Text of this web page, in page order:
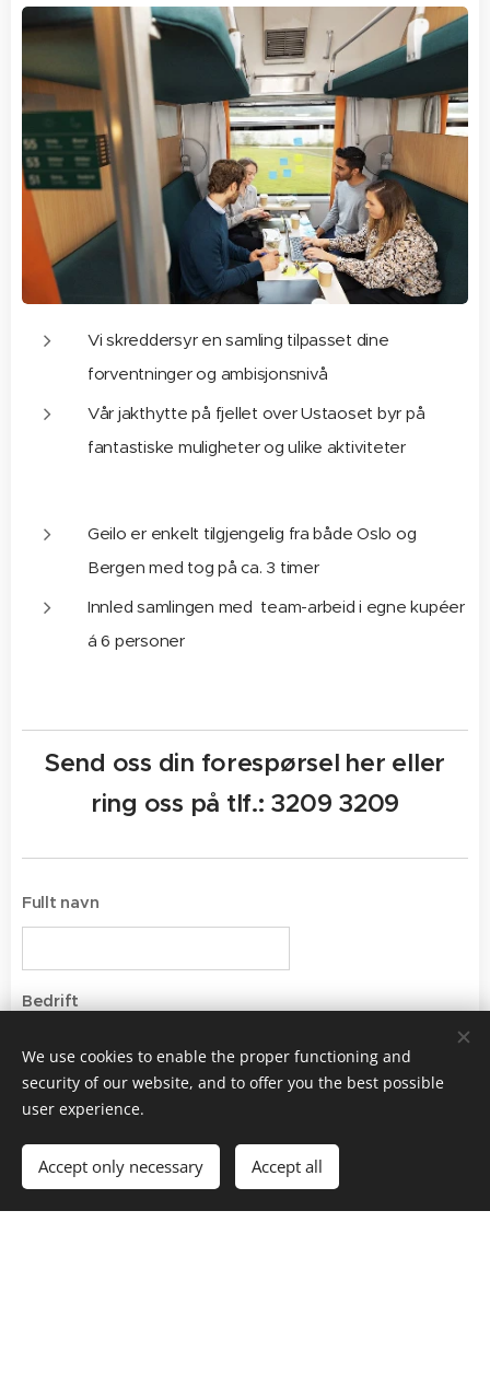
Vi skreddersyr en samling tilpasset dine
forventninger og ambisjonsnivå
Vår jakthytte på fjellet over Ustaoset byr på
fantastiske muligheter og ulike aktiviteter
Geilo er enkelt tilgjengelig fra både Oslo og
Bergen med tog på ca. 3 timer
Innled samlingen med team-arbeid i egne kupéer
á 6 personer
Send oss din forespørsel her eller
ring oss på tlf.: 3209 3209
Fullt navn
Bedrift
We use cookies to enable the proper functioning and
security of our website, and to offer you the best possible
user experience.
Accept only necessary Accept all